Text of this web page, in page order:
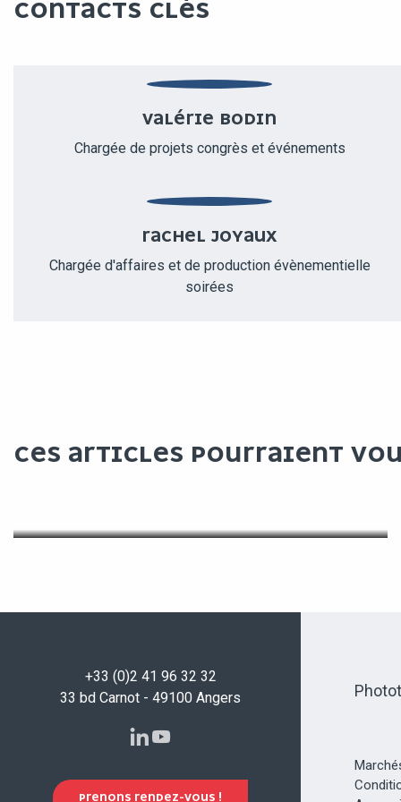
CONTACTS CLÉS
VALÉRIE BODIN
Chargée de projets congrès et événements
RACHEL JOYAUX
Chargée d'affaires et de production évènementielle
soirées
CES ARTICLES POURRAIENT
+33 (0)2 41 96 32 32
33 bd Carnot - 49100 Angers
PRENONS RENDEZ-VOUS !